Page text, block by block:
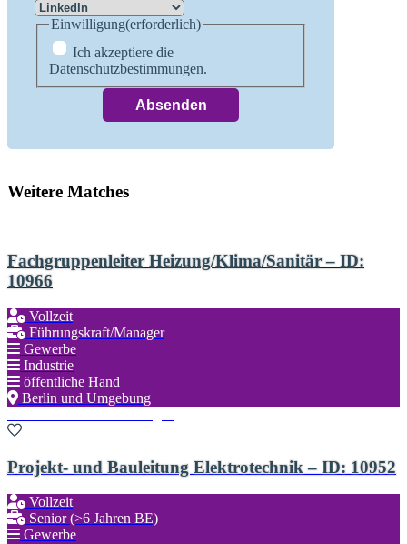
Einwilligung(erforderlich)
Ich akzeptiere die
Datenschutzbestimmungen.
Weitere Matches
Fachgruppenleiter Heizung/Klima/Sanitär – ID:
10966
Vollzeit
Führungskraft/Manager
Gewerbe
Industrie
öffentliche Hand
Berlin und Umgebung
Projekt- und Bauleitung Elektrotechnik – ID: 10952
Vollzeit
Senior (>6 Jahren BE)
Gewerbe